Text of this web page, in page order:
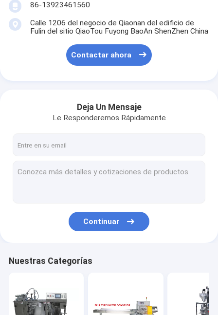
86-13923461560
Calle 1206 del negocio de Qiaonan del edificio de
Fulin del sitio QiaoTou Fuyong BaoAn ShenZhen China
Contactar ahora
Deja Un Mensaje
Le Responderemos Rápidamente
Continuar
Nuestras Categorías